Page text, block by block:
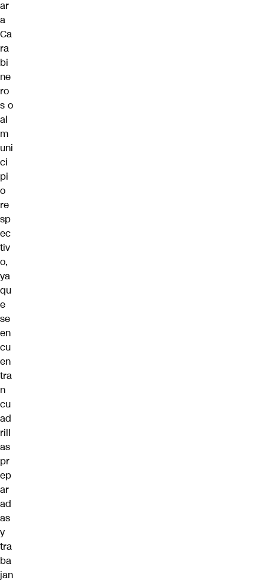
ar
a
Ca
ra
bi
ne
ro
s o
al
m
uni
ci
pi
o
re
sp
ec
tiv
o,
ya
qu
e
se
en
cu
en
tra
n
cu
ad
rill
as
pr
ep
ar
ad
as
y
tra
ba
jan